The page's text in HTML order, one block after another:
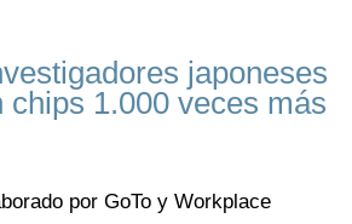
japoneses
chips 1.000 veces más
por GoTo y Workplace